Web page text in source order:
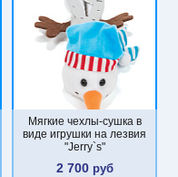
Мягкие чехлы-сушка в
виде игрушки на лезвия
"Jerry`s"
2 700руб